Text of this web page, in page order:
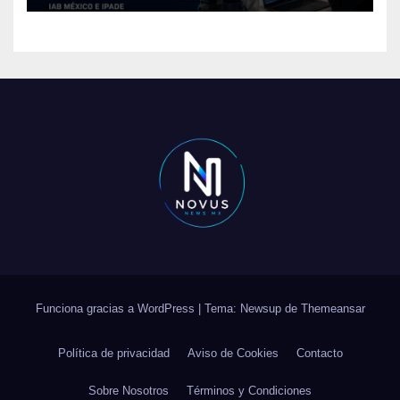
Funciona gracias a WordPress | Tema: Newsup de Themeansar
Política de privacidad Aviso de Cookies Contacto
Sobre Nosotros Términos y Condiciones